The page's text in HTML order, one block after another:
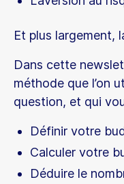
Et plus largement,
Dans cette
méthode que l’on
question, et qui
Définir votre
Calculer votre
Déduire le